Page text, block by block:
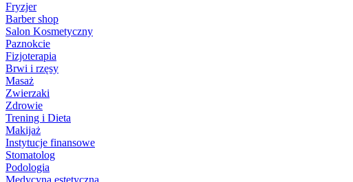
Fryzjer
Barber shop
Salon Kosmetyczny
Paznokcie
Fizjoterapia
Brwi i rzęsy
Masaż
Zwierzaki
Zdrowie
Trening i Dieta
Makijaż
Instytucje finansowe
Stomatolog
Podologia
Medycyna estetyczna